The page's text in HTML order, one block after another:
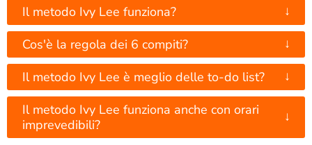
Il metodo Ivy Lee funziona? ↓
Cos'è la regola dei 6 compiti? ↓
Il metodo Ivy Lee è meglio delle to-do list? ↓
Il metodo Ivy Lee funziona anche con orari
imprevedibili?
↓